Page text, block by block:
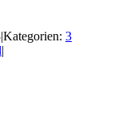
|Kategorien: 3
|